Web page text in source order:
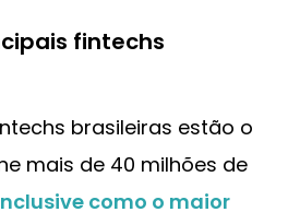
fintechs
brasileiras estão o
mais de 40 milhões de
como o maior